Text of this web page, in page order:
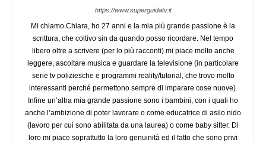
https://www.superguidatv.it
Mi chiamo Chiara, ho 27 anni e la mia più grande passione è la
scrittura, che coltivo sin da quando posso ricordare. Nel tempo
libero oltre a scrivere (per lo più racconti) mi piace molto anche
leggere, ascoltare musica e guardare la televisione (in particolare
serie tv poliziesche e programmi reality/tutorial, che trovo molto
interessanti perché permettono sempre di imparare cose nuove).
Infine un’altra mia grande passione sono i bambini, con i quali ho
anche l’ambizione di poter lavorare o come educatrice di asilo nido
(lavoro per cui sono abilitata da una laurea) o come baby sitter. Di
loro mi piace soprattutto la loro genuinità ed il fatto che sono privi